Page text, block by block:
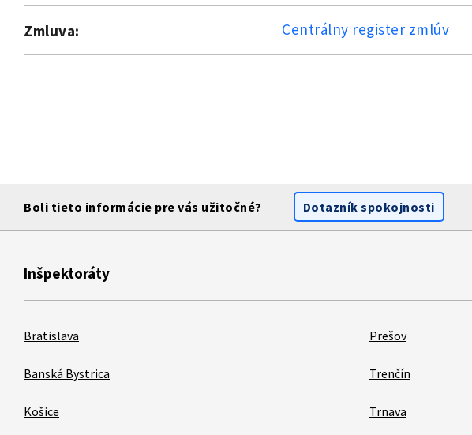
Zmluva: Centrálny register zmlúv
Boli tieto informácie pre vás užitočné? Dotazník spokojnosti
Inšpektoráty
Bratislava
Banská Bystrica
Košice
Prešov
Trenčín
Trnava